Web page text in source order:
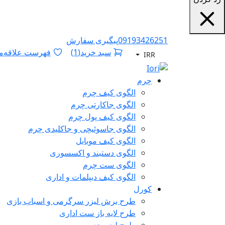
09193426251پیگیری سفارش
IRR سبد خرید(
1
) فهرست
چرم
الگوی کیف چرم
الگوی جاکارتی چرم
الگوی کیف پول چرم
الگوی جاسوئیچی و جاکلیدی چرم
الگوی کیف موبایل
الگوی دستبند و اکسسوری
الگوی ست چرم
الگوی کیف دیپلمات و اداری
کورل
طرح برش لیزر سرگرمی و اسباب بازی
طرح لایه باز ست اداری